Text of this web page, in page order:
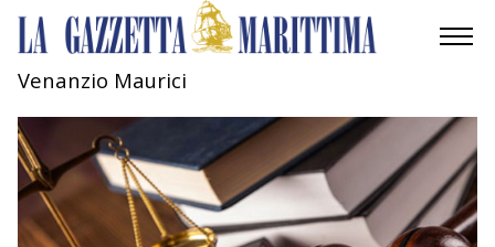
MOBILITÀ
INDUSTRIA
Venanzio Maurici